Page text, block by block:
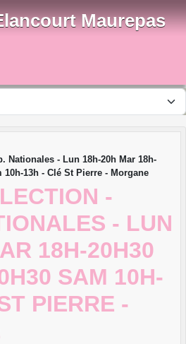
Maurepas
Nationales - Lun 18h-20h Mar 18h-
10h-13h - Clé St Pierre - Morgane
-
- LUN
18H-20H30
SAM 10H-
PIERRE -